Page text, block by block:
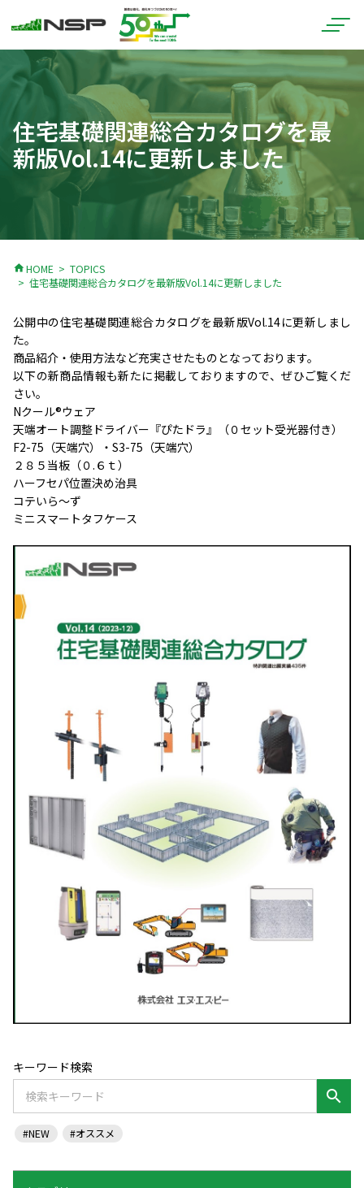
住宅基礎関連総合カタログを最
新版Vol.14に更新しました
home HOME
TOPICS
住宅基礎関連総合カタログを最新版Vol.14に更新しました
公開中の住宅基礎関連総合カタログを最新版Vol.14に更新しまし
た。
商品紹介・使用方法など充実させたものとなっております。
以下の新商品情報も新たに掲載しておりますので、ぜひご覧くだ
さい。
Nクール®ウェア
天端オート調整ドライバー『ぴたドラ』（０セット受光器付き）
F2-75（天端穴）・S3-75（天端穴）
２８５当板（０.６ｔ）
ハーフセパ位置決め治具
コテいら～ず
ミニスマートタフケース
キーワード検索
search
#NEW #オススメ